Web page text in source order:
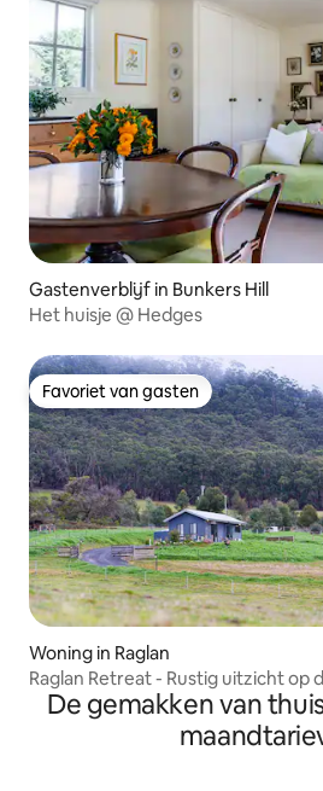
Gastenverblijf in Bunkers Hill
Het huisje @ Hedges
Favoriet van gasten
Favoriet van gasten
Woning in Raglan
Raglan Retreat - Rustig uitzicht op
De gemakken van